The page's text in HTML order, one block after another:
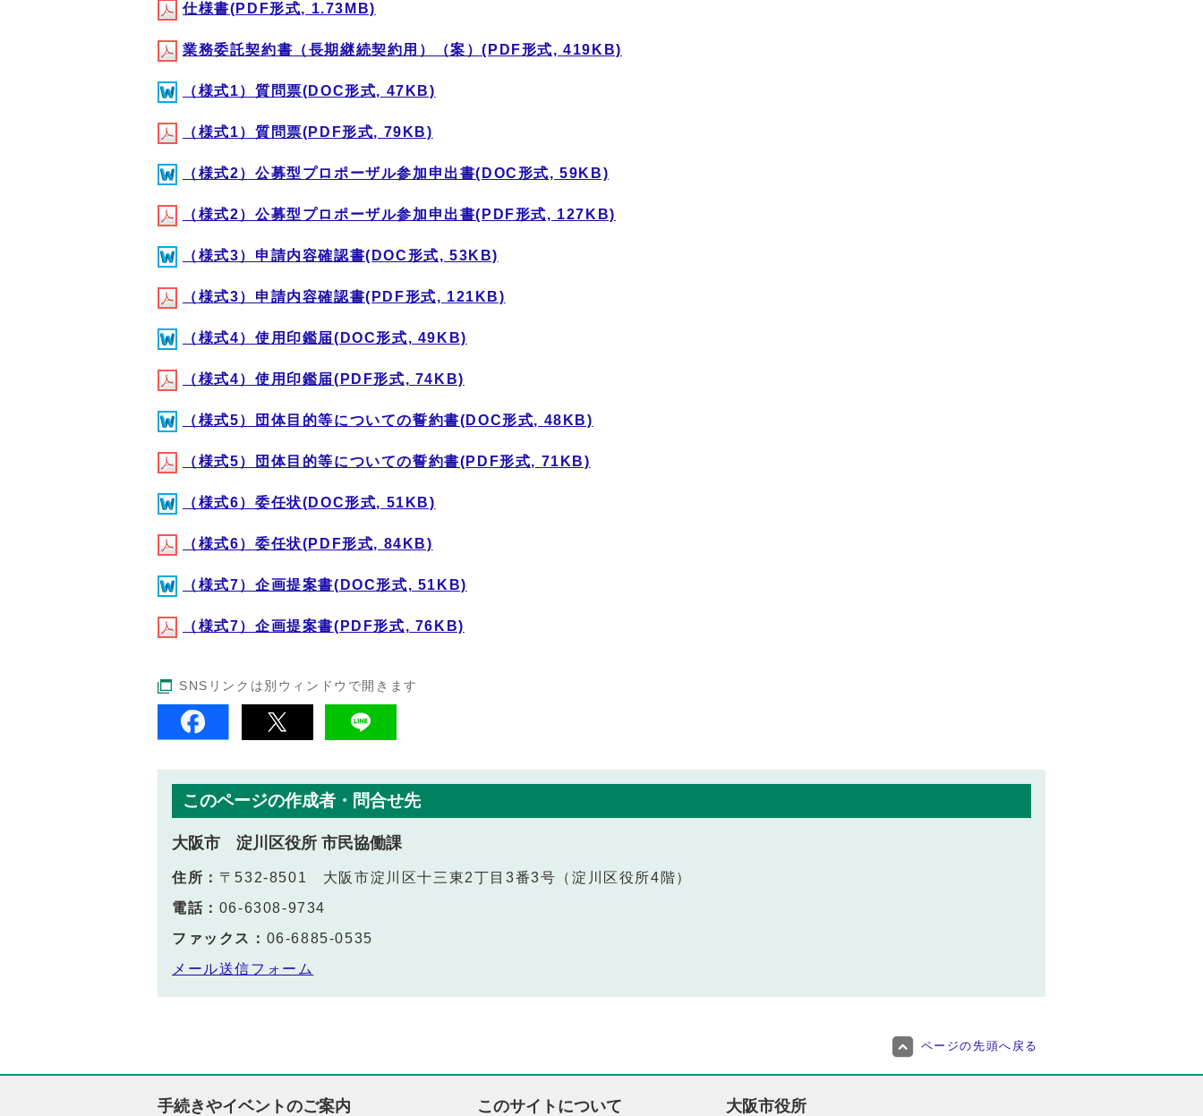
仕様書(PDF形式, 1.73MB)
業務委託契約書（長期継続契約用）（案）(PDF形式, 419KB)
（様式1）質問票(DOC形式, 47KB)
（様式1）質問票(PDF形式, 79KB)
（様式2）公募型プロポーザル参加申出書(DOC形式, 59KB)
（様式2）公募型プロポーザル参加申出書(PDF形式, 127KB)
（様式3）申請内容確認書(DOC形式, 53KB)
（様式3）申請内容確認書(PDF形式, 121KB)
（様式4）使用印鑑届(DOC形式, 49KB)
（様式4）使用印鑑届(PDF形式, 74KB)
（様式5）団体目的等についての誓約書(DOC形式, 48KB)
（様式5）団体目的等についての誓約書(PDF形式, 71KB)
（様式6）委任状(DOC形式, 51KB)
（様式6）委任状(PDF形式, 84KB)
（様式7）企画提案書(DOC形式, 51KB)
（様式7）企画提案書(PDF形式, 76KB)
SNSリンクは別ウィンドウで開きます
このページの作成者・問合せ先
大阪市 淀川区役所 市民協働課
住所： 〒532-8501 大阪市淀川区十三東2丁目3番3号（淀川区役所4階）
電話： 06-6308-9734
ファックス： 06-6885-0535
メール送信フォーム
ページの先頭へ戻る
手続きやイベントのご案内 このサイトについて 大阪市役所